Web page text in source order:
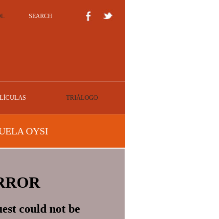
SEARCH
TRIÁLOGO
OYSI